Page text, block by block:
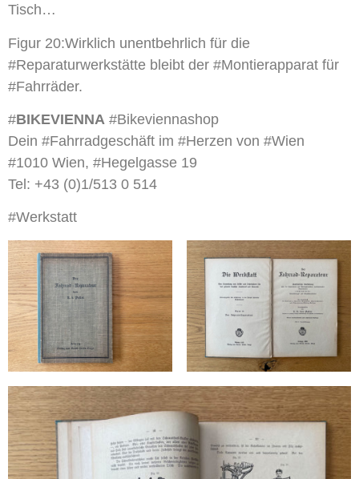
Tisch…
Figur 20:Wirklich unentbehrlich für die
#Reparaturwerkstätte bleibt der #Montierapparat für
#Fahrräder.
#BIKEVIENNA #Bikeviennashop
Dein #Fahrradgeschäft im #Herzen von #Wien
#1010 Wien, #Hegelgasse 19
Tel: +43 (0)1/513 0 514
#Werkstatt